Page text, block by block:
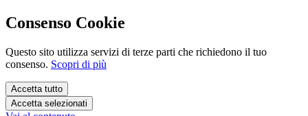
Consenso Cookie
Questo sito utilizza servizi di terze parti che richiedono il tuo
consenso. Scopri di più
Accetta tutto
Accetta selezionati